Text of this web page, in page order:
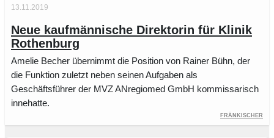
13.11.2019
Neue kaufmännische Direktorin für Klinik
Rothenburg
Amelie Becher übernimmt die Position von Rainer Bühn, der
die Funktion zuletzt neben seinen Aufgaben als
Geschäftsführer der MVZ ANregiomed GmbH kommissarisch
innehatte.
Fränkischer